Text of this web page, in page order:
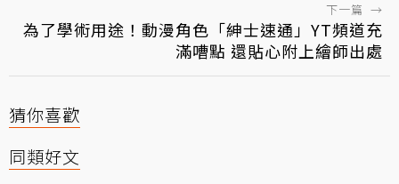
下一篇 →
為了學術用途！動漫角色「紳士速通」YT頻道充
滿嘈點 還貼心附上繪師出處
猜你喜歡
同類好文